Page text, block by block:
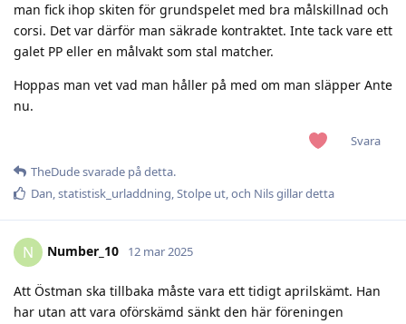
man fick ihop skiten för grundspelet med bra målskillnad och
corsi. Det var därför man säkrade kontraktet. Inte tack vare ett
galet PP eller en målvakt som stal matcher.
Hoppas man vet vad man håller på med om man släpper Ante
nu.
Svara
TheDudesvarade på detta.
Dan,statistisk_urladdning,Stolpe ut, och Nilsgillar detta
N Number_10 12 mar 2025
Att Östman ska tillbaka måste vara ett tidigt aprilskämt. Han
har utan att vara oförskämd sänkt den här föreningen